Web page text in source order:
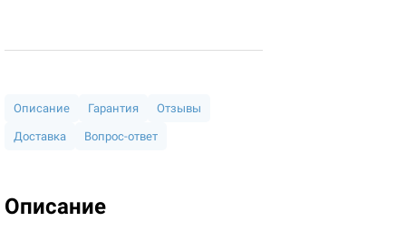
Описание Гарантия Отзывы
Доставка Вопрос-ответ
Описание